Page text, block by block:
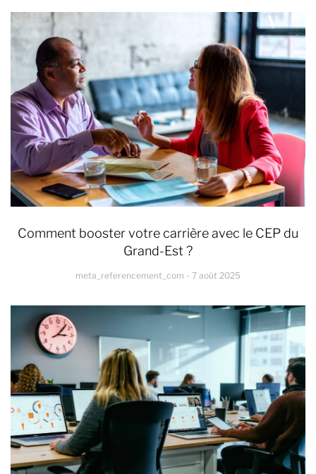
Comment booster votre carrière avec le CEP du
Grand-Est ?
meta_referencement_com 7 août 2025